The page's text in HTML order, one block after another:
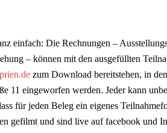
einfach: Die Rechnungen –
– können mit den ausgefüllten
zum Download bereitstehen, in
11 eingeworfen werden. Jeder kann
für jeden Beleg ein eigenes
gefilmt und sind live auf facebook und